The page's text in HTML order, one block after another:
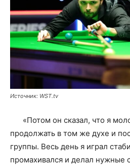
Источник: WST.tv
«Потом он сказал, что я
продолжать в том же духе и
группы. Весь день я играл
промахивался и делал нужные